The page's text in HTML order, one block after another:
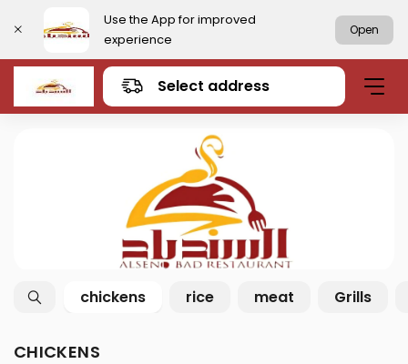
Use the App for improved
experience
Open
Select address
chickens rice meat Grills
CHICKENS